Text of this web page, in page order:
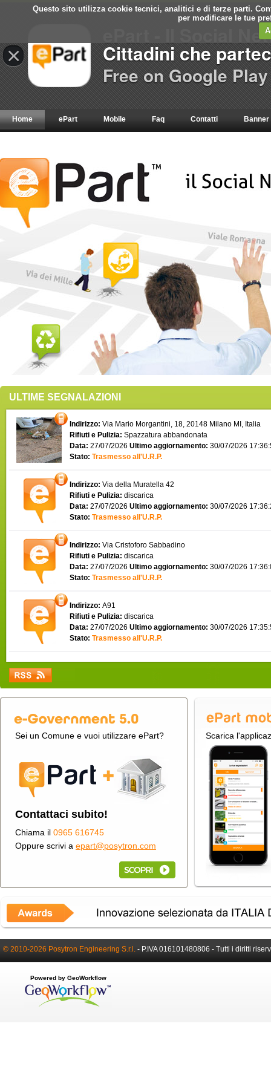
Questo sito utilizza cookie tecnici, analitici e di terze parti.
per modificare le tue
Home ePart Mobile Faq Contatti Banner
ULTIME SEGNALAZIONI
Indirizzo: Via Mario Morgantini, 18, 20148 Milano MI, Italia
Rifiuti e Pulizia: Spazzatura abbandonata
Data: 27/07/2026 Ultimo aggiornamento: 30/07/2026
Stato: Trasmesso all'U.R.P.
Indirizzo: Via della Muratella 42
Rifiuti e Pulizia: discarica
Data: 27/07/2026 Ultimo aggiornamento: 30/07/2026
Stato: Trasmesso all'U.R.P.
Indirizzo: Via Cristoforo Sabbadino
Rifiuti e Pulizia: discarica
Data: 27/07/2026 Ultimo aggiornamento: 30/07/2026
Stato: Trasmesso all'U.R.P.
Indirizzo: A91
Rifiuti e Pulizia: discarica
Data: 27/07/2026 Ultimo aggiornamento: 30/07/2026
Stato: Trasmesso all'U.R.P.
Sei un Comune e vuoi utilizzare ePart?
Contattaci subito!
Chiama il 0965 616745
Oppure scrivi a epart@posytron.com
Scarica
© 2010-2026 Posytron Engineering S.r.l. - P.IVA 016101480806 - Tutti i diritti
Powered by GeoWorkflow
×
ePart - Il Social
Cittadini che
Free on Google Play